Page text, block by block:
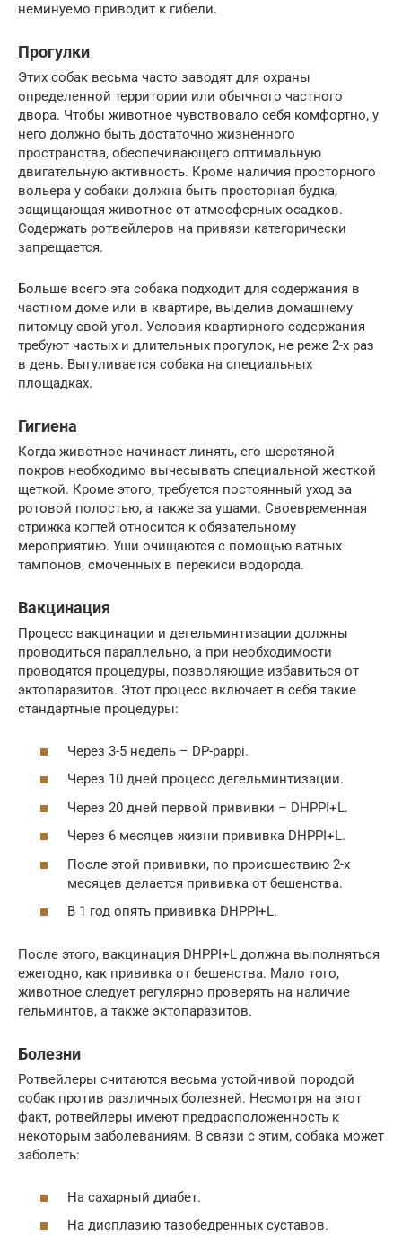
неминуемо приводит к гибели.
Прогулки
Этих собак весьма часто заводят для охраны
определенной территории или обычного частного
двора. Чтобы животное чувствовало себя комфортно, у
него должно быть достаточно жизненного
пространства, обеспечивающего оптимальную
двигательную активность. Кроме наличия просторного
вольера у собаки должна быть просторная будка,
защищающая животное от атмосферных осадков.
Содержать ротвейлеров на привязи категорически
запрещается.
Больше всего эта собака подходит для содержания в
частном доме или в квартире, выделив домашнему
питомцу свой угол. Условия квартирного содержания
требуют частых и длительных прогулок, не реже 2-х раз
в день. Выгуливается собака на специальных
площадках.
Гигиена
Когда животное начинает линять, его шерстяной
покров необходимо вычесывать специальной жесткой
щеткой. Кроме этого, требуется постоянный уход за
ротовой полостью, а также за ушами. Своевременная
стрижка когтей относится к обязательному
мероприятию. Уши очищаются с помощью ватных
тампонов, смоченных в перекиси водорода.
Вакцинация
Процесс вакцинации и дегельминтизации должны
проводиться параллельно, а при необходимости
проводятся процедуры, позволяющие избавиться от
эктопаразитов. Этот процесс включает в себя такие
стандартные процедуры:
Через 3-5 недель – DP-pappi.
Через 10 дней процесс дегельминтизации.
Через 20 дней первой прививки – DHPPI+L.
Через 6 месяцев жизни прививка DHPPI+L.
После этой прививки, по происшествию 2-х
месяцев делается прививка от бешенства.
В 1 год опять прививка DHPPI+L.
После этого, вакцинация DHPPI+L должна выполняться
ежегодно, как прививка от бешенства. Мало того,
животное следует регулярно проверять на наличие
гельминтов, а также эктопаразитов.
Болезни
Ротвейлеры считаются весьма устойчивой породой
собак против различных болезней. Несмотря на этот
факт, ротвейлеры имеют предрасположенность к
некоторым заболеваниям. В связи с этим, собака может
заболеть:
На сахарный диабет.
На дисплазию тазобедренных суставов.